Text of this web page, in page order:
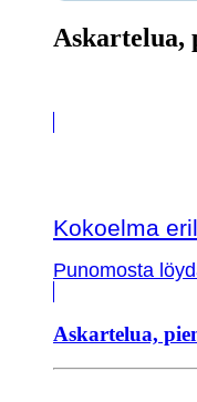
Askartelua,
Kokoelma
Punomosta
Askartelua,